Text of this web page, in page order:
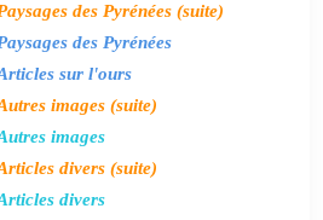
des Pyrénées (suite)
des Pyrénées
sur l'ours
images (suite)
images
divers (suite)
divers